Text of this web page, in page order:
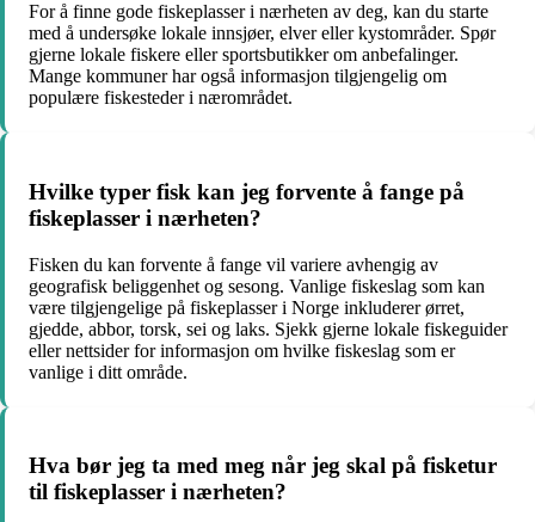
For å finne gode fiskeplasser i nærheten av deg, kan du starte
med å undersøke lokale innsjøer, elver eller kystområder. Spør
gjerne lokale fiskere eller sportsbutikker om anbefalinger.
Mange kommuner har også informasjon tilgjengelig om
populære fiskesteder i nærområdet.
Hvilke typer fisk kan jeg forvente å fange på
fiskeplasser i nærheten?
Fisken du kan forvente å fange vil variere avhengig av
geografisk beliggenhet og sesong. Vanlige fiskeslag som kan
være tilgjengelige på fiskeplasser i Norge inkluderer ørret,
gjedde, abbor, torsk, sei og laks. Sjekk gjerne lokale fiskeguider
eller nettsider for informasjon om hvilke fiskeslag som er
vanlige i ditt område.
Hva bør jeg ta med meg når jeg skal på fisketur
til fiskeplasser i nærheten?